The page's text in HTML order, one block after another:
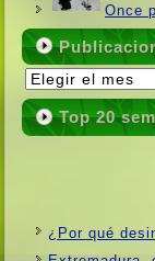
Once
Publicaciones
Top 20
¿Por qué